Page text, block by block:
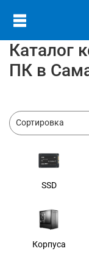
Каталог
ПК в
SSD
Корпуса